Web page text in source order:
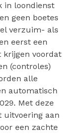
in loondienst
geen boetes
verzuim- als
eerst een
krijgen voordat
(controles)
alle
automatisch
Met deze
uitvoering aan
een zachte